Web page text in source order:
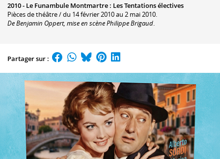
2010 - Le Funambule Montmartre : Les Tentations électives
Pièces de théâtre / du 14 février 2010 au 2 mai 2010.
De Benjamin Oppert, mise en scène Philippe Brigaud.
Partager sur :